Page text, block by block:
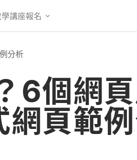
講座報名
分析
6個網
頁範